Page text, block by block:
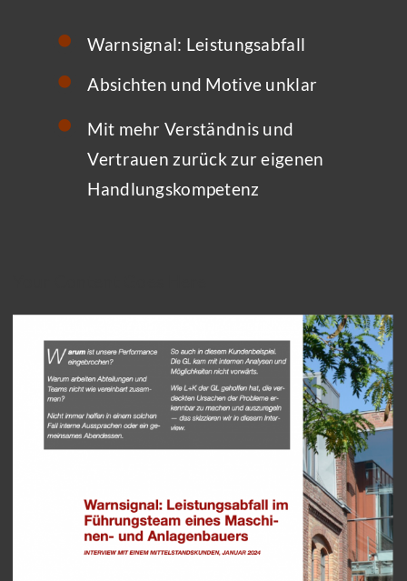
Warnsignal: Leistungsabfall
Absichten und Motive unklar
Mit mehr Verständnis und
Vertrauen zurück zur eigenen
Handlungskompetenz